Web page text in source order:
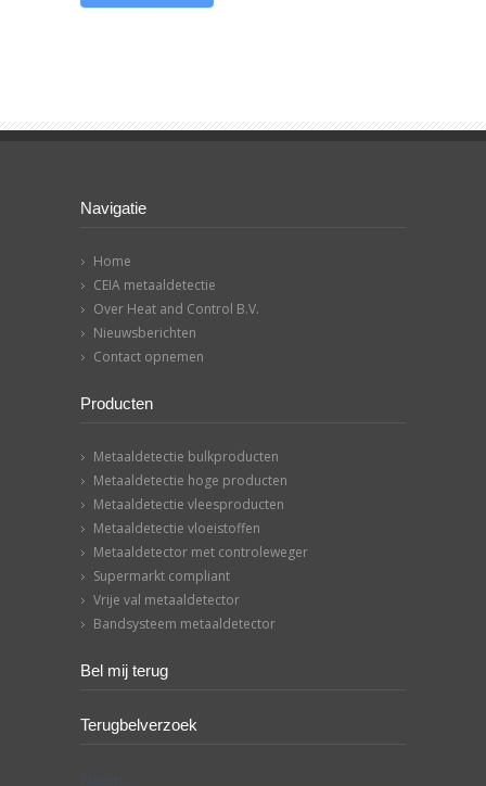
Navigatie
Home
CEIA metaaldetectie
Over Heat and Control B.V.
Nieuwsberichten
Contact opnemen
Producten
Metaaldetectie bulkproducten
Metaaldetectie hoge producten
Metaaldetectie vleesproducten
Metaaldetectie vloeistoffen
Metaaldetector met controleweger
Supermarkt compliant
Vrije val metaaldetector
Bandsysteem metaaldetector
Bel mij terug
Terugbelverzoek
Terugbelverzoek